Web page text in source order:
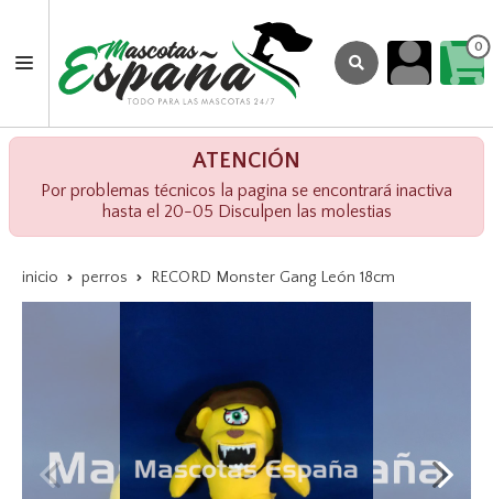
0
ATENCIÓN
Por problemas técnicos la pagina se encontrará inactiva
hasta el 20-05 Disculpen las molestias
inicio perros RECORD Monster Gang León 18cm